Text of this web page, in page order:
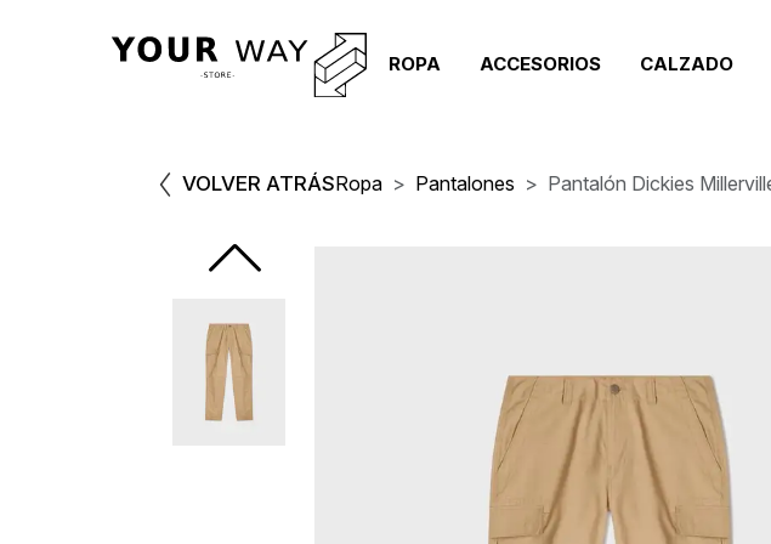
ROPA ACCESORIOS CALZADO
VOLVER ATRÁSRopa Pantalones Pantalón Dickies